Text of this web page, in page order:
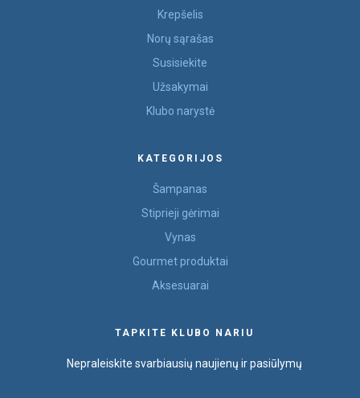
Krepšelis
Norų sąrašas
Susisiekite
Užsakymai
Klubo narystė
KATEGORIJOS
Šampanas
Stiprieji gėrimai
Vynas
Gourmet produktai
Aksesuarai
TAPKITE KLUBO NARIU
Nepraleiskite svarbiausių naujienų ir pasiūlymų